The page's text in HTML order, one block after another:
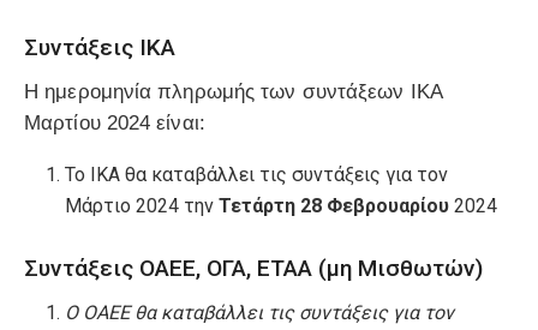
Συντάξεις ΙΚΑ
Η ημερομηνία πληρωμής των συντάξεων ΙΚΑ
Μαρτίου 2024 είναι:
Το ΙΚΑ θα καταβάλλει τις συντάξεις για τον
Μάρτιο 2024 τηνΤετάρτη 28 Φεβρουαρίου 2024
Συντάξεις ΟΑΕΕ, ΟΓΑ, ΕΤΑΑ (μη Μισθωτών)
Ο ΟΑΕΕ θα καταβάλλει τις συντάξεις για τον